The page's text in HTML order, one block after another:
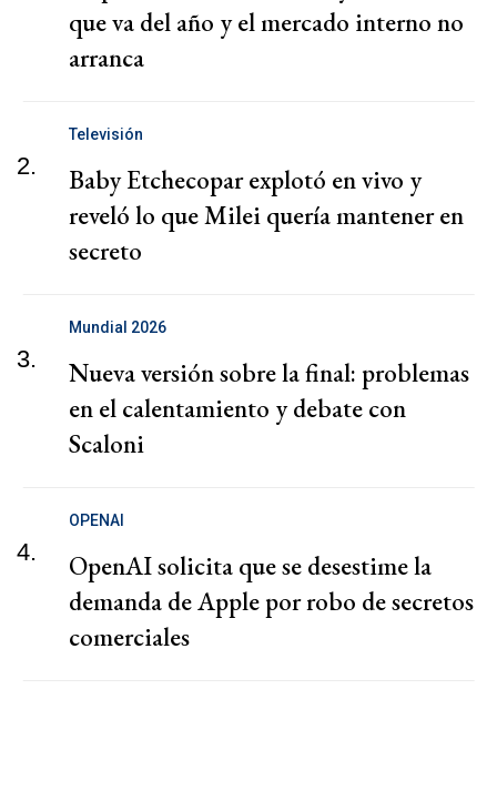
que va del año y el mercado interno no
arranca
2.
Televisión
Baby Etchecopar explotó en vivo y
reveló lo que Milei quería mantener en
secreto
3.
Mundial 2026
Nueva versión sobre la final: problemas
en el calentamiento y debate con
Scaloni
4.
OPENAI
OpenAI solicita que se desestime la
demanda de Apple por robo de secretos
comerciales